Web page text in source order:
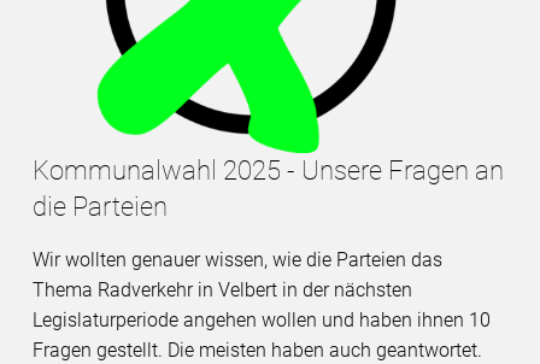
Kommunalwahl 2025 - Unsere Fragen an
die Parteien
Wir wollten genauer wissen, wie die Parteien das
Thema Radverkehr in Velbert in der nächsten
Legislaturperiode angehen wollen und haben ihnen 10
Fragen gestellt. Die meisten haben auch geantwortet.